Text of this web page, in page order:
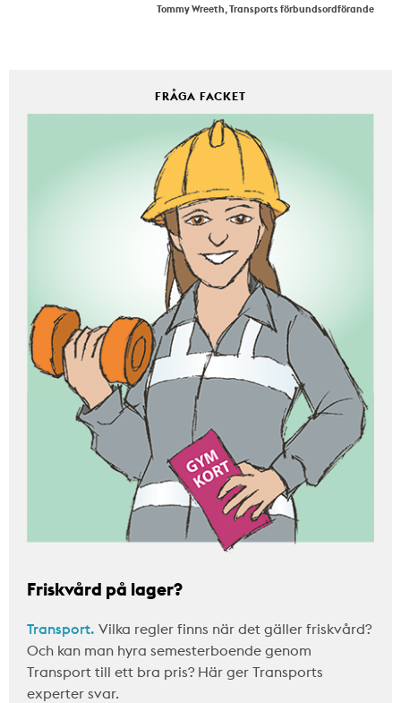
Tommy Wreeth, Transports förbundsordförande
FRÅGA FACKET
Friskvård på lager?
Transport. Vilka regler finns när det gäller friskvård?
Och kan man hyra semesterboende genom
Transport till ett bra pris? Här ger Transports
experter svar.